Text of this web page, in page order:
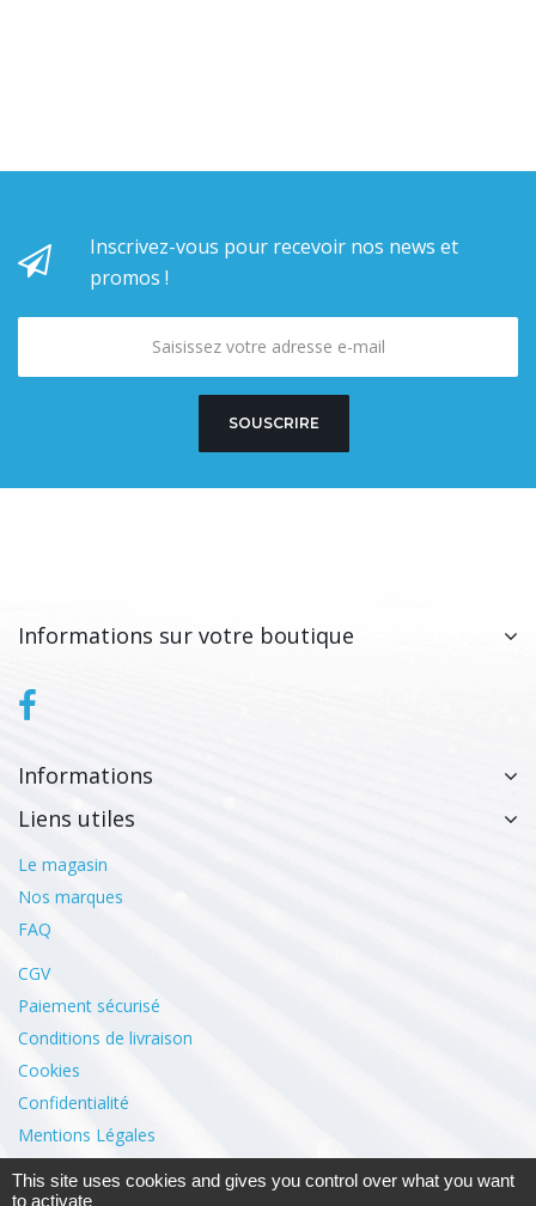
Inscrivez-vous pour recevoir nos news et
promos !
SOUSCRIRE
Informations sur votre boutique
Informations
Liens utiles
Le magasin
Nos marques
FAQ
CGV
Paiement sécurisé
Conditions de livraison
Cookies
Confidentialité
Mentions Légales
This site uses cookies and gives you control over what you want
to activate